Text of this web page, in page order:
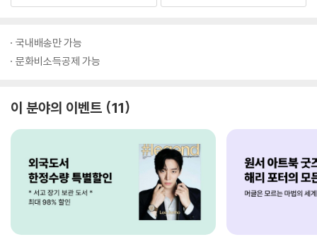
국내배송만 가능
문화비소득공제 가능
이 분야의 이벤트 11